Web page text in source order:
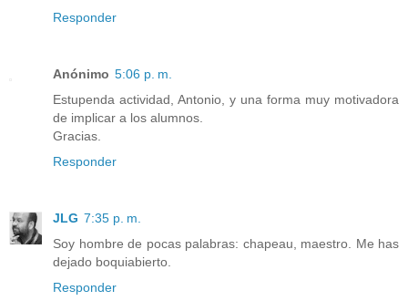
Responder
Anónimo 5:06 p. m.
Estupenda actividad, Antonio, y una forma muy motivadora
de implicar a los alumnos.
Gracias.
Responder
JLG 7:35 p. m.
Soy hombre de pocas palabras: chapeau, maestro. Me has
dejado boquiabierto.
Responder